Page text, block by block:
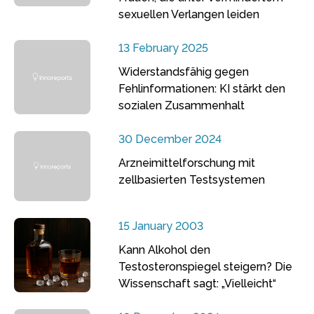
sexuellen Verlangen leiden
13 February 2025
Widerstandsfähig gegen
Fehlinformationen: KI stärkt den
sozialen Zusammenhalt
30 December 2024
Arzneimittelforschung mit
zellbasierten Testsystemen
15 January 2003
Kann Alkohol den
Testosteronspiegel steigern? Die
Wissenschaft sagt: „Vielleicht“